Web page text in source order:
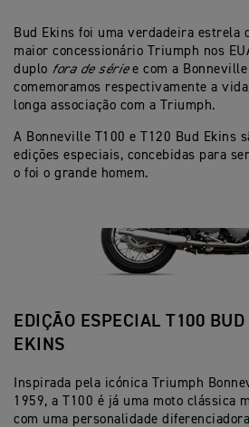
Bud Ekins foi uma verdadeira estrela
maior concessionário Triumph nos
duplo fora de sériee com a
comemoramos respectivamente a
longa associação com a Triumph.
A Bonneville T100 e T120 Bud Ekins
edições especiais, concebidas para
o foi o grande homem.
EDIÇÃO ESPECIAL T100 BUD
EKINS
Inspirada pela icónica Triumph
1959, a T100 é já uma moto clássica
com uma personalidade diferenciadora